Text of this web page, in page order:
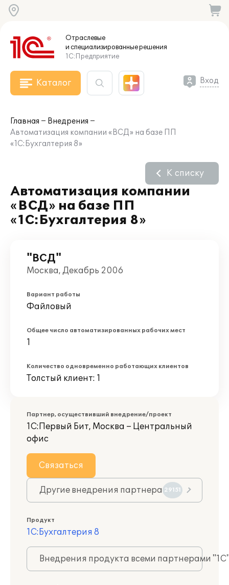
Отраслевые
и специализированныерешения
1С:Предприятие
Каталог Вход
Главная
Внедрения
Автоматизация компании «ВСД» на базе ПП
«1C:Бухгалтерия 8»
Автоматизация компании
«ВСД» на базе ПП
«1C:Бухгалтерия 8»
К списку
"ВСД"
Москва, Декабрь 2006
Вариант работы
Файловый
Общее число автоматизированных рабочих мест
1
Количество одновременно работающих клиентов
Толстый клиент: 1
Партнер, осуществивший внедрение/проект
1С:Первый Бит, Москва – Центральный
офис
Связаться
Другие внедрения партнера 29151
Продукт
1С:Бухгалтерия 8
Внедрения продукта всеми партнерами